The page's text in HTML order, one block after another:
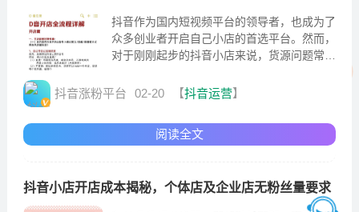
抖音作为国内短视频平台的领导者，也成为了
众多创业者开启自己小店的首选平台。然而，
对于刚刚起步的抖音小店来说，货源问题常常
小店无货源的困境
抖音涨粉平台 02-20 【抖音运营】
阅读全文
抖音小店开店成本揭秘，个体店及企业店无粉丝量要求